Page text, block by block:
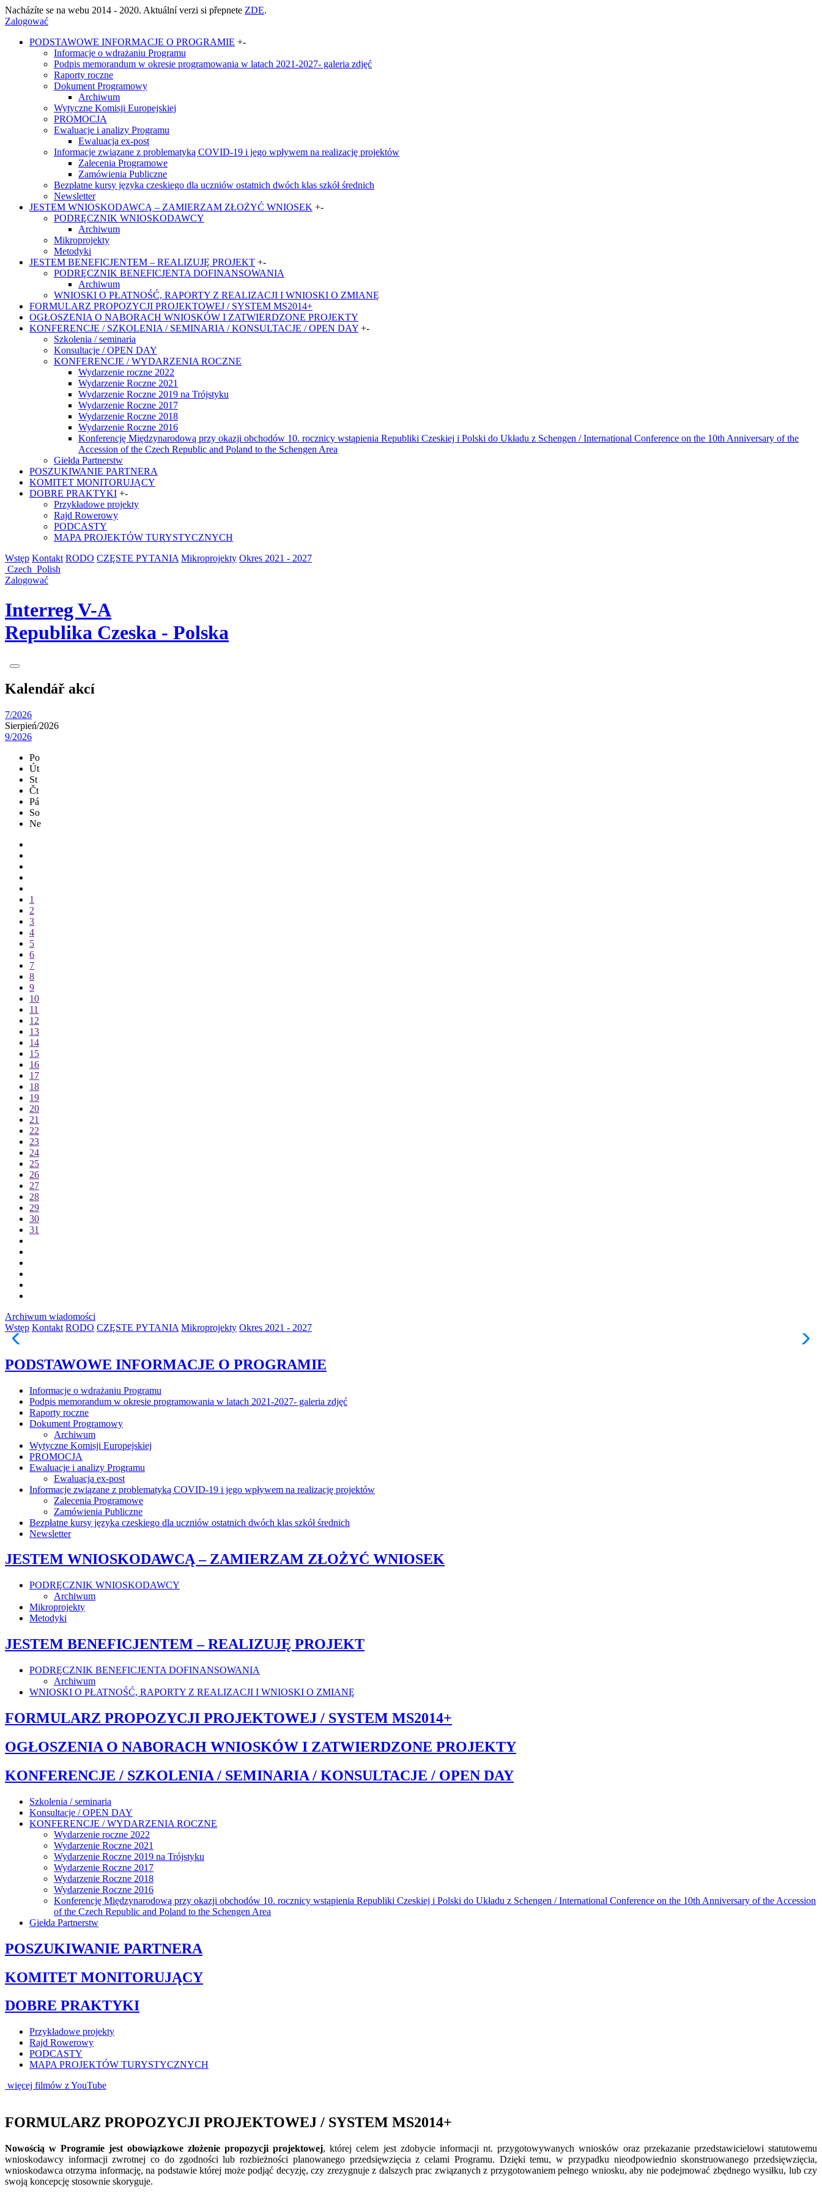
Nacházíte se na webu 2014 - 2020. Aktuální verzi si přepnete ZDE.
Zalogować
PODSTAWOWE INFORMACJE O PROGRAMIE +-
Informacje o wdrażaniu Programu
Podpis memorandum w okresie programowania w latach 2021-2027- galeria zdjęć
Raporty roczne
Dokument Programowy
Archiwum
Wytyczne Komisji Europejskiej
PROMOCJA
Ewaluacje i analizy Programu
Ewaluacja ex-post
Informacje związane z problematyką COVID-19 i jego wpływem na realizację projektów
Zalecenia Programowe
Zamówienia Publiczne
Bezpłatne kursy języka czeskiego dla uczniów ostatnich dwóch klas szkół średnich
Newsletter
JESTEM WNIOSKODAWCĄ – ZAMIERZAM ZŁOŻYĆ WNIOSEK +-
PODRĘCZNIK WNIOSKODAWCY
Archiwum
Mikroprojekty
Metodyki
JESTEM BENEFICJENTEM – REALIZUJĘ PROJEKT +-
PODRĘCZNIK BENEFICJENTA DOFINANSOWANIA
Archiwum
WNIOSKI O PŁATNOŚĆ, RAPORTY Z REALIZACJI I WNIOSKI O ZMIANĘ
FORMULARZ PROPOZYCJI PROJEKTOWEJ / SYSTEM MS2014+
OGŁOSZENIA O NABORACH WNIOSKÓW I ZATWIERDZONE PROJEKTY
KONFERENCJE / SZKOLENIA / SEMINARIA / KONSULTACJE / OPEN DAY +-
Szkolenia / seminaria
Konsultacje / OPEN DAY
KONFERENCJE / WYDARZENIA ROCZNE
Wydarzenie roczne 2022
Wydarzenie Roczne 2021
Wydarzenie Roczne 2019 na Trójstyku
Wydarzenie Roczne 2017
Wydarzenie Roczne 2018
Wydarzenie Roczne 2016
Konferencję Międzynarodową przy okazji obchodów 10. rocznicy wstąpienia Republiki Czeskiej i Polski do Układu z Schengen / International Conference on the 10th Anniversary of the
Accession of the Czech Republic and Poland to the Schengen Area
Giełda Partnerstw
POSZUKIWANIE PARTNERA
KOMITET MONITORUJĄCY
DOBRE PRAKTYKI +-
Przykładowe projekty
Rajd Rowerowy
PODCASTY
MAPA PROJEKTÓW TURYSTYCZNYCH
Wstęp Kontakt RODO CZĘSTE PYTANIA Mikroprojekty Okres 2021 - 2027
Czech Polish
Zalogować
Interreg V-A
Republika Czeska - Polska
Kalendář akcí
7/2026
Sierpień/2026
9/2026
Po
Út
St
Čt
Pá
So
Ne
1
2
3
4
5
6
7
8
9
10
11
12
13
14
15
16
17
18
19
20
21
22
23
24
25
26
27
28
29
30
31
Archiwum wiadomości
Wstęp Kontakt RODO CZĘSTE PYTANIA Mikroprojekty Okres 2021 - 2027
PODSTAWOWE INFORMACJE O PROGRAMIE
Informacje o wdrażaniu Programu
Podpis memorandum w okresie programowania w latach 2021-2027- galeria zdjęć
Raporty roczne
Dokument Programowy
Archiwum
Wytyczne Komisji Europejskiej
PROMOCJA
Ewaluacje i analizy Programu
Ewaluacja ex-post
Informacje związane z problematyką COVID-19 i jego wpływem na realizację projektów
Zalecenia Programowe
Zamówienia Publiczne
Bezpłatne kursy języka czeskiego dla uczniów ostatnich dwóch klas szkół średnich
Newsletter
JESTEM WNIOSKODAWCĄ – ZAMIERZAM ZŁOŻYĆ WNIOSEK
PODRĘCZNIK WNIOSKODAWCY
Archiwum
Mikroprojekty
Metodyki
JESTEM BENEFICJENTEM – REALIZUJĘ PROJEKT
PODRĘCZNIK BENEFICJENTA DOFINANSOWANIA
Archiwum
WNIOSKI O PŁATNOŚĆ, RAPORTY Z REALIZACJI I WNIOSKI O ZMIANĘ
FORMULARZ PROPOZYCJI PROJEKTOWEJ / SYSTEM MS2014+
OGŁOSZENIA O NABORACH WNIOSKÓW I ZATWIERDZONE PROJEKTY
KONFERENCJE / SZKOLENIA / SEMINARIA / KONSULTACJE / OPEN DAY
Szkolenia / seminaria
Konsultacje / OPEN DAY
KONFERENCJE / WYDARZENIA ROCZNE
Wydarzenie roczne 2022
Wydarzenie Roczne 2021
Wydarzenie Roczne 2019 na Trójstyku
Wydarzenie Roczne 2017
Wydarzenie Roczne 2018
Wydarzenie Roczne 2016
Konferencję Międzynarodową przy okazji obchodów 10. rocznicy wstąpienia Republiki Czeskiej i Polski do Układu z Schengen / International Conference on the 10th Anniversary of the Accession
of the Czech Republic and Poland to the Schengen Area
Giełda Partnerstw
POSZUKIWANIE PARTNERA
KOMITET MONITORUJĄCY
DOBRE PRAKTYKI
Przykładowe projekty
Rajd Rowerowy
PODCASTY
MAPA PROJEKTÓW TURYSTYCZNYCH
więcej filmów z YouTube
FORMULARZ PROPOZYCJI PROJEKTOWEJ / SYSTEM MS2014+
Nowością w Programie jest obowiązkowe złożenie propozycji projektowej, której celem jest zdobycie informacji nt. przygotowywanych wniosków oraz przekazanie przedstawicielowi statutowemu
wnioskodawcy informacji zwrotnej co do zgodności lub rozbieżności planowanego przedsięwzięcia z celami Programu. Dzięki temu, w przypadku nieodpowiednio skonstruowanego przedsięwzięcia,
wnioskodawca otrzyma informację, na podstawie której może podjąć decyzję, czy zrezygnuje z dalszych prac związanych z przygotowaniem pełnego wniosku, aby nie podejmować zbędnego wysiłku, lub czy
swoją koncepcję stosownie skoryguje.